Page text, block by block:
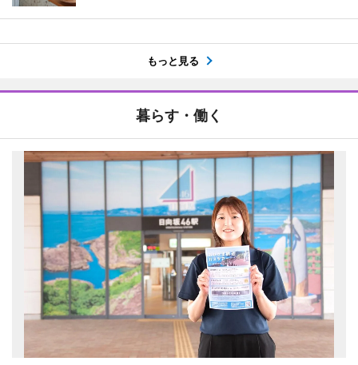
もっと見る
暮らす・働く